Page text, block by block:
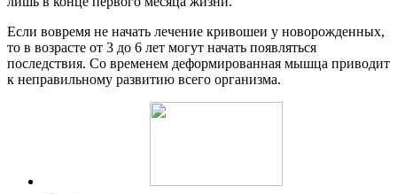
Если вовремя не начать лечение кривошеи у новорожденных,
то в возрасте от 3 до 6 лет могут начать появляться
последствия. Со временем деформированная мышца приводит
к неправильному развитию всего организма.